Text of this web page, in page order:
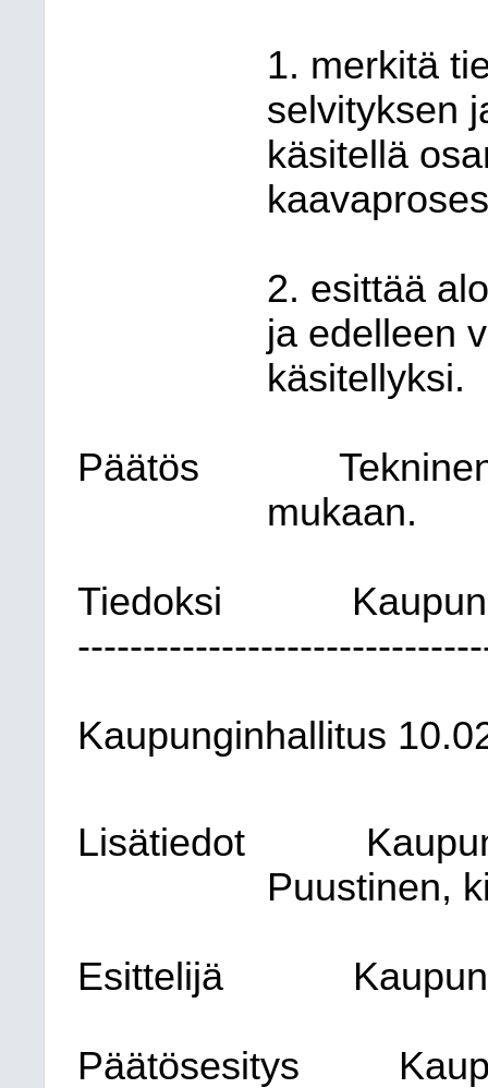
1. merkitä
selvityksen
käsitellä
2. esittää
ja edelleen
käsitellyksi.
Päätös
mukaan.
Tiedoksi
Kaupunginhallitus
Lisätiedot
Puustinen,
Esittelijä
Päätösesitys